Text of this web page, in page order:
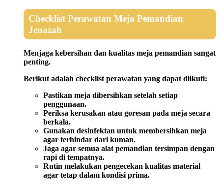
Checklist Perawatan Meja Pemandian
Jenazah
Menjaga kebersihan dan kualitas meja pemandian sangat
penting.
Berikut adalah checklist perawatan yang dapat diikuti:
Pastikan meja dibersihkan setelah setiap
penggunaan.
Periksa kerusakan atau goresan pada meja secara
berkala.
Gunakan desinfektan untuk membersihkan meja
agar terhindar dari kuman.
Jaga agar semua alat pemandian tersimpan dengan
rapi di tempatnya.
Rutin melakukan pengecekan kualitas material
agar tetap dalam kondisi prima.